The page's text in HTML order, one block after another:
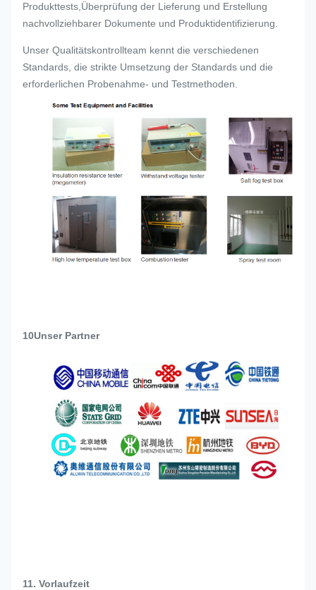
Produkttests,Überprüfung der Lieferung und Erstellung
nachvollziehbarer Dokumente und Produktidentifizierung.
Unser Qualitätskontrollteam kennt die verschiedenen
Standards, die strikte Umsetzung der Standards und die
erforderlichen Probenahme- und Testmethoden.
10Unser Partner
11. Vorlaufzeit